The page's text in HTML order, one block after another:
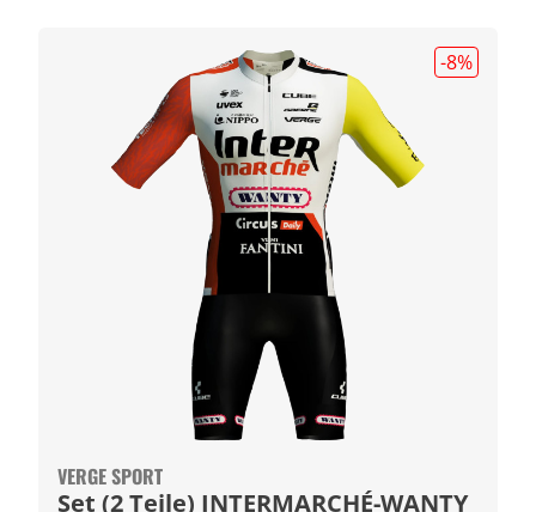
-8%
VERGE SPORT
Set (2 Teile) INTERMARCHÉ-WANTY